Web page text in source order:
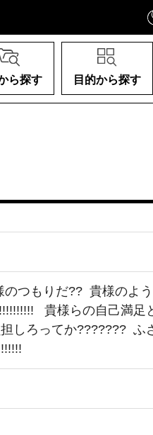
ら探す 目的から探す
つもりだ?? 貴様のよ
貴様らの自己満足
しろってか??????? ふ